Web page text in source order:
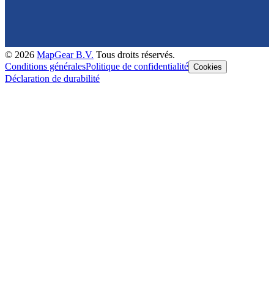
© 2026 MapGear B.V. Tous droits réservés.
Conditions généralesPolitique de confidentialité Cookies
Déclaration de durabilité